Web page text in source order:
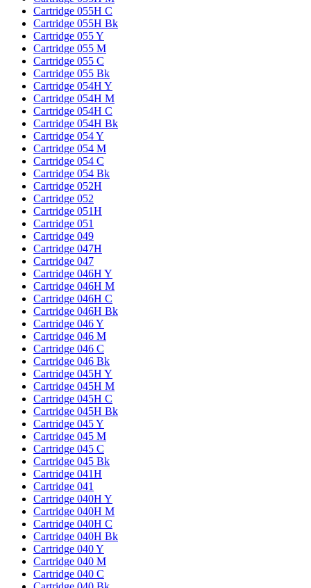
Cartridge 055H C
Cartridge 055H Bk
Cartridge 055 Y
Cartridge 055 M
Cartridge 055 C
Cartridge 055 Bk
Cartridge 054H Y
Cartridge 054H M
Cartridge 054H C
Cartridge 054H Bk
Cartridge 054 Y
Cartridge 054 M
Cartridge 054 C
Cartridge 054 Bk
Cartridge 052H
Cartridge 052
Cartridge 051H
Cartridge 051
Cartridge 049
Cartridge 047H
Cartridge 047
Cartridge 046H Y
Cartridge 046H M
Cartridge 046H C
Cartridge 046H Bk
Cartridge 046 Y
Cartridge 046 M
Cartridge 046 C
Cartridge 046 Bk
Cartridge 045H Y
Cartridge 045H M
Cartridge 045H C
Cartridge 045H Bk
Cartridge 045 Y
Cartridge 045 M
Cartridge 045 C
Cartridge 045 Bk
Cartridge 041H
Cartridge 041
Cartridge 040H Y
Cartridge 040H M
Cartridge 040H C
Cartridge 040H Bk
Cartridge 040 Y
Cartridge 040 M
Cartridge 040 C